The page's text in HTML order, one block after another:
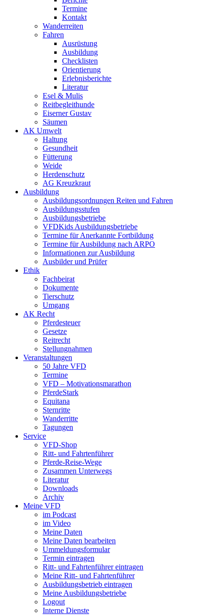
Termine
Kontakt
Wanderreiten
Fahren
Ausrüstung
Ausbildung
Checklisten
Orientierung
Erlebnisberichte
Literatur
Esel & Mulis
Reitbegleithunde
Eiserner Gustav
Säumen
AK Umwelt
Haltung
Gesundheit
Fütterung
Weide
Herdenschutz
AG Kreuzkraut
Ausbildung
Ausbildungsordnungen Reiten und Fahren
Ausbildungsstufen
Ausbildungsbetriebe
VFDKids Ausbildungsbetriebe
Termine für Anerkannte Fortbildung
Termine für Ausbildung nach ARPO
Informationen zur Ausbildung
Ausbilder und Prüfer
Ethik
Fachbeirat
Dokumente
Tierschutz
Umgang
AK Recht
Pferdesteuer
Gesetze
Reitrecht
Stellungnahmen
Veranstaltungen
50 Jahre VFD
Termine
VFD – Motivationsmarathon
PferdeStark
Equitana
Sternritte
Wanderritte
Tagungen
Service
VFD-Shop
Ritt- und Fahrtenführer
Pferde-Reise-Wege
Zusammen Unterwegs
Literatur
Downloads
Archiv
Meine VFD
im Podcast
im Video
Meine Daten
Meine Daten bearbeiten
Ummeldungsformular
Termin eintragen
Ritt- und Fahrtenführer eintragen
Meine Ritt- und Fahrtenführer
Ausbildungsbetrieb eintragen
Meine Ausbildungsbetriebe
Logout
Interne Dienste